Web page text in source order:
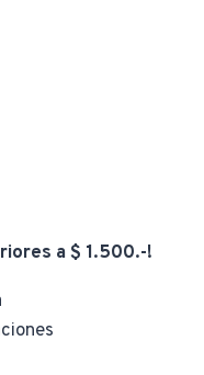
a $ 1.500.-!